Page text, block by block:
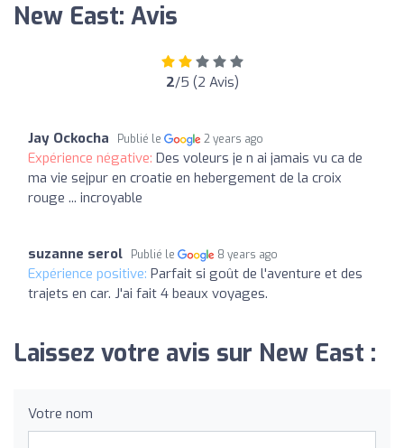
New East: Avis
2/5 (2 Avis)
Jay Ockocha Publié le 2 years ago
Expérience négative: Des voleurs je n ai jamais vu ca de
ma vie sejpur en croatie en hebergement de la croix
rouge ... incroyable
suzanne serol Publié le 8 years ago
Expérience positive: Parfait si goût de l'aventure et des
trajets en car. J'ai fait 4 beaux voyages.
Laissez votre avis sur New East :
Votre nom